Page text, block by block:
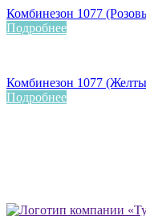
Комбинезон 1077
Подробнее
Комбинезон 1077
Подробнее